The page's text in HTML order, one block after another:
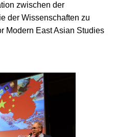
zwischen der
der Wissenschaften zu
Modern East Asian Studies